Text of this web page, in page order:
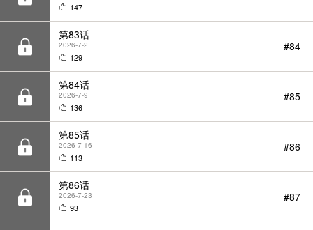
129
第84话
2026-7-9
136
#85
第85话
2026-7-16
113
#86
第86话
2026-7-23
93
#87
第87话
2026-7-30
93
#88